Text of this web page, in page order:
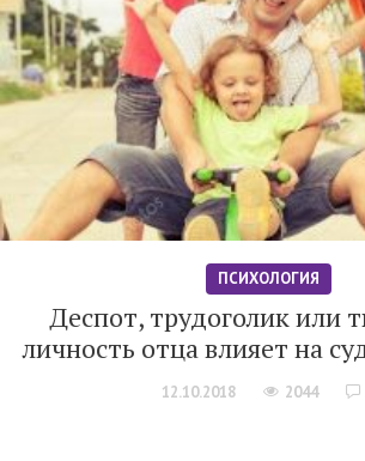
ПСИХОЛОГИЯ
Деспот, трудоголик или
личность отца влияет на
12.10.2018 2044